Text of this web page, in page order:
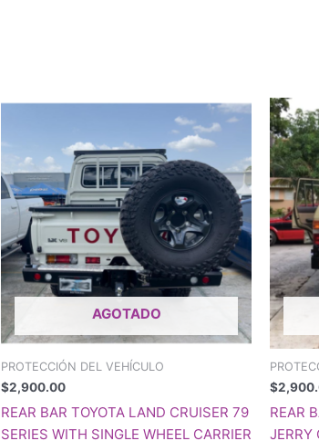
AGOTADO
PROTECCIÓN DEL VEHÍCULO
$2,900.00
REAR BAR TOYOTA LAND CRUISER 79
SERIES WITH SINGLE WHEEL CARRIER
$
REAR
JERRY